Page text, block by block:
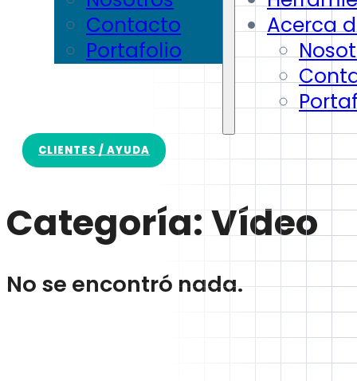
Contacto
Portafolio
Acerca
CLIENTES / AYUDA
Categoría:Vídeo
No se encontró nada.